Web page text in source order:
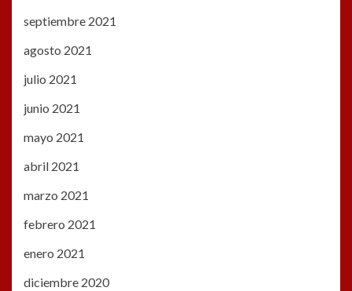
septiembre 2021
agosto 2021
julio 2021
junio 2021
mayo 2021
abril 2021
marzo 2021
febrero 2021
enero 2021
diciembre 2020